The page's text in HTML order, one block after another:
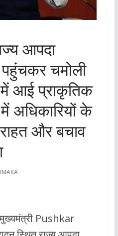
आपदा
चमोली
में आई प्राकृतिक
अधिकारियों के
और बचाव
Pushkar